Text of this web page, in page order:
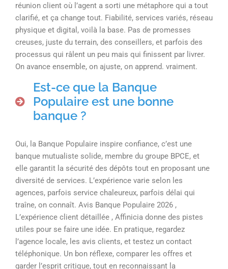
réunion client où l’agent a sorti une métaphore qui a tout
clarifié, et ça change tout. Fiabilité, services variés, réseau
physique et digital, voilà la base. Pas de promesses
creuses, juste du terrain, des conseillers, et parfois des
processus qui râlent un peu mais qui finissent par livrer.
On avance ensemble, on ajuste, on apprend. vraiment.
Est-ce que la Banque
Populaire est une bonne
banque ?
Oui, la Banque Populaire inspire confiance, c’est une
banque mutualiste solide, membre du groupe BPCE, et
elle garantit la sécurité des dépôts tout en proposant une
diversité de services. L’expérience varie selon les
agences, parfois service chaleureux, parfois délai qui
traîne, on connaît. Avis Banque Populaire 2026 ,
L’expérience client détaillée , Affinicia donne des pistes
utiles pour se faire une idée. En pratique, regardez
l’agence locale, les avis clients, et testez un contact
téléphonique. Un bon réflexe, comparer les offres et
garder l’esprit critique, tout en reconnaissant la